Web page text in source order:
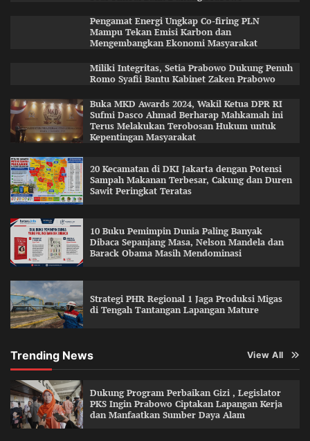
Pengamat Energi Ungkap Co-firing PLN
Mampu Tekan Emisi Karbon dan
Mengembangkan Ekonomi Masyarakat
Miliki Integritas, Setia Prabowo Dukung Penuh
Romo Syafii Bantu Kabinet Zaken Prabowo
Buka MKD Awards 2024, Wakil Ketua DPR RI
Sufmi Dasco Ahmad Berharap Mahkamah ini
Terus Melakukan Terobosan Hukum untuk
Kepentingan Masyarakat
20 Kecamatan di DKI Jakarta dengan Potensi
Sampah Makanan Terbesar, Cakung dan Duren
Sawit Peringkat Teratas
10 Buku Pemimpin Dunia Paling Banyak
Dibaca Sepanjang Masa, Nelson Mandela dan
Barack Obama Masih Mendominasi
Strategi PHR Regional 1 Jaga Produksi Migas
di Tengah Tantangan Lapangan Mature
Trending News View All
Dukung Program Perbaikan Gizi , Legislator
PKS Ingin Prabowo Ciptakan Lapangan Kerja
dan Manfaatkan Sumber Daya Alam